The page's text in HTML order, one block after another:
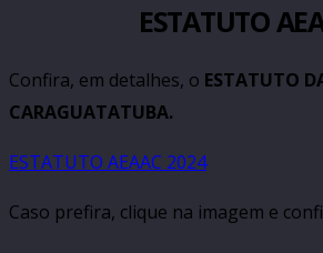
ESTATUTO
Confira, em detalhes, o ESTATUTO
CARAGUATATUBA.
ESTATUTO AEAAC 2024
Caso prefira, clique na imagem e